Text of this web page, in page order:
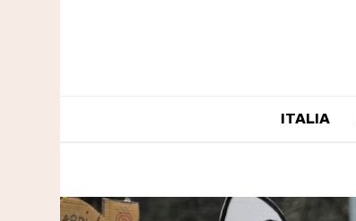
ITALIA